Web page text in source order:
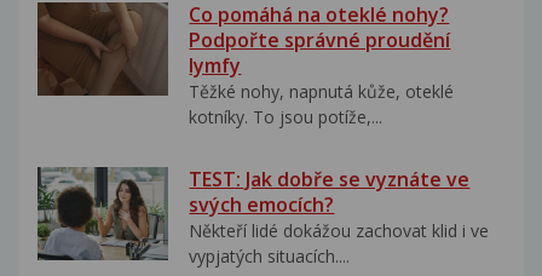
Co pomáhá na oteklé nohy?
Podpořte správné proudění
lymfy
Těžké nohy, napnutá kůže, oteklé
kotníky. To jsou potíže,...
TEST: Jak dobře se vyznáte ve
svých emocích?
Někteří lidé dokážou zachovat klid i ve
vypjatých situacích....